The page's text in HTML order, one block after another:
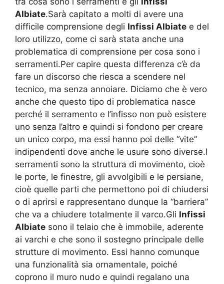
Albiate.Sarà capitato a molti di avere una
difficile comprensione degli Infissi Albiate e del
loro utilizzo, come ci sarà stata anche una
problematica di comprensione per cosa sono i
serramenti.Per capire questa differenza c’è da
fare un discorso che riesca a scendere nel
tecnico, ma senza annoiare. Diciamo che è vero
anche che questo tipo di problematica nasce
perché il serramento e l’infisso non può esistere
uno senza l’altro e quindi si fondono per creare
un unico corpo, ma essi hanno poi delle “vite”
indipendenti dove anche le usure sono diverse.I
serramenti sono la struttura di movimento, cioè
le porte, le finestre, gli avvolgibili e le persiane,
cioè quelle parti che permettono poi di chiudersi
o di aprirsi e rappresentano dunque la “barriera”
che va a chiudere totalmente il varco.Gli Infissi
Albiate sono il telaio che è immobile, aderente
ai varchi e che sono il sostegno principale delle
strutture di movimento. Essi hanno comunque
una funzionalità sia ornamentale, poiché
coprono il muro nudo e quindi regalano una